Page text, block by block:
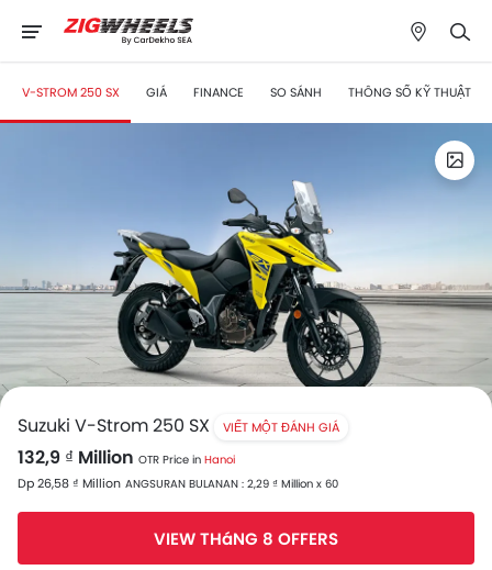
V-STROM 250 SX GIÁ FINANCE SO SÁNH THÔNG SỐ KỸ THUẬT
Suzuki V-Strom 250 SX VIẾT MỘT ĐÁNH GIÁ
132,9 ₫ Million OTR Price in Hanoi
Dp 26,58 ₫ Million ANGSURAN BULANAN : 2,29 ₫ Million x 60
VIEW THáNG 8 OFFERS